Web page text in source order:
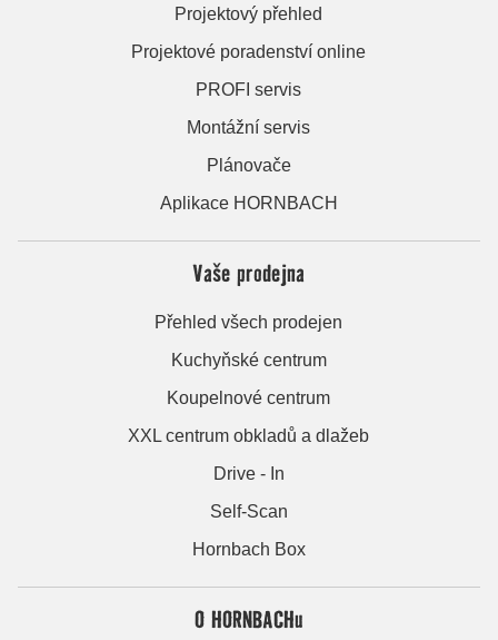
Projektový přehled
Projektové poradenství online
PROFI servis
Montážní servis
Plánovače
Aplikace HORNBACH
Vaše prodejna
Přehled všech prodejen
Kuchyňské centrum
Koupelnové centrum
XXL centrum obkladů a dlažeb
Drive - In
Self-Scan
Hornbach Box
O HORNBACHu